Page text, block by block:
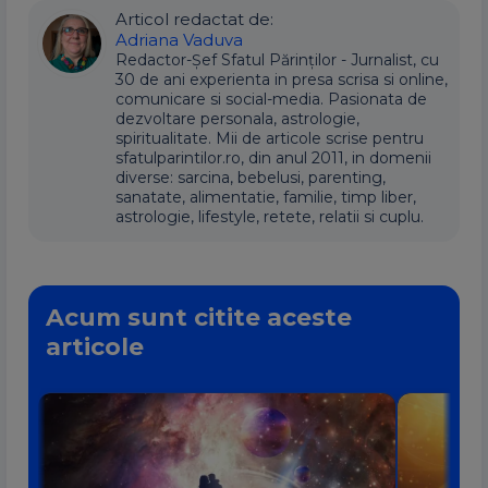
Articol redactat de:
Adriana Vaduva
Redactor-Șef Sfatul Părinților - Jurnalist, cu
30 de ani experienta in presa scrisa si online,
comunicare si social-media. Pasionata de
dezvoltare personala, astrologie,
spiritualitate. Mii de articole scrise pentru
sfatulparintilor.ro, din anul 2011, in domenii
diverse: sarcina, bebelusi, parenting,
sanatate, alimentatie, familie, timp liber,
astrologie, lifestyle, retete, relatii si cuplu.
Acum sunt citite aceste
articole